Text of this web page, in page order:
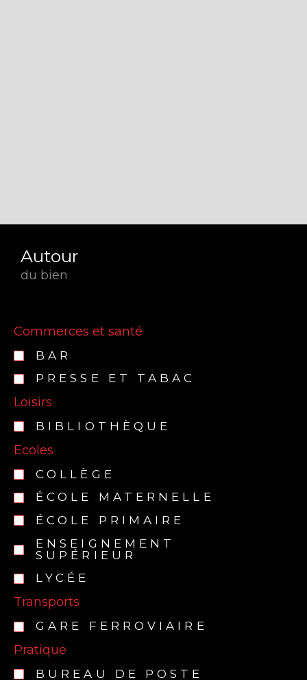
Autour
du bien
Commerces et santé
BAR
PRESSE ET TABAC
Loisirs
BIBLIOTHÈQUE
Ecoles
COLLÈGE
ÉCOLE MATERNELLE
ÉCOLE PRIMAIRE
ENSEIGNEMENT
SUPÉRIEUR
LYCÉE
Transports
GARE FERROVIAIRE
Pratique
BUREAU DE POSTE